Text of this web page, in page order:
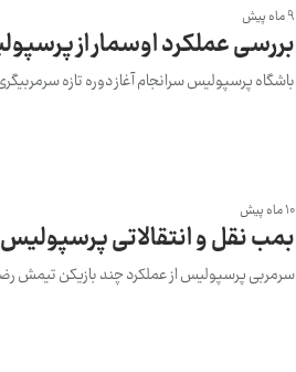
9 ماه پیش
بررسی عملکرد اوسمار از
باشگاه پرسپولیس سرانجام آغاز دوره تازه
10 ماه پیش
بمب نقل و انتقالاتی
سرمربی پرسپولیس از عملکرد چند بازیکن تیمش